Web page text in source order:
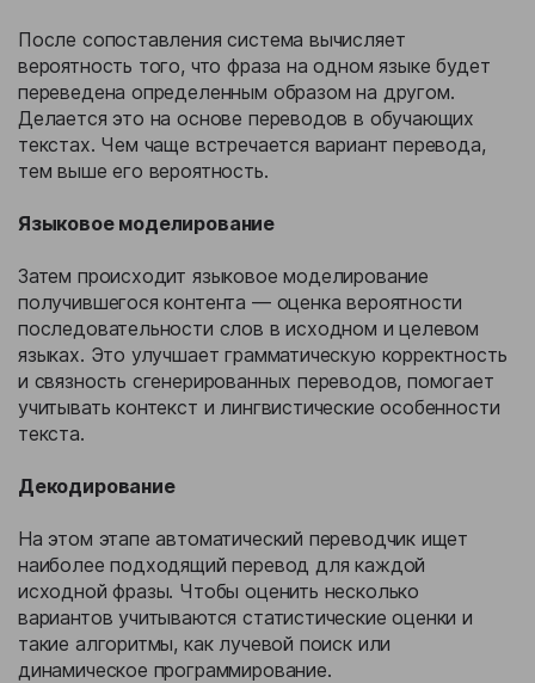
После сопоставления система вычисляет
вероятность того, что фраза на одном языке будет
переведена определенным образом на другом.
Делается это на основе переводов в обучающих
текстах. Чем чаще встречается вариант перевода,
тем выше его вероятность.
Языковое моделирование
Затем происходит языковое моделирование
получившегося контента — оценка вероятности
последовательности слов в исходном и целевом
языках. Это улучшает грамматическую корректность
и связность сгенерированных переводов, помогает
учитывать контекст и лингвистические особенности
текста.
Декодирование
На этом этапе автоматический переводчик ищет
наиболее подходящий перевод для каждой
исходной фразы. Чтобы оценить несколько
вариантов учитываются статистические оценки и
такие алгоритмы, как лучевой поиск или
динамическое программирование.